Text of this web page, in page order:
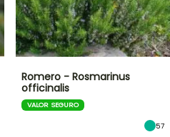
Romero - Rosmarinus
officinalis
VALOR SEGURO
57